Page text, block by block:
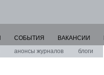
анонсы журналов блоги
СОБЫТИЯ ВАКАНСИИ